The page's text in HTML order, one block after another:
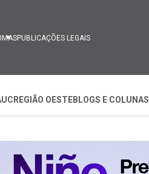
PUBLICAÇÕES LEGAIS
REGIÃO OESTEBLOGS E COLUNAS